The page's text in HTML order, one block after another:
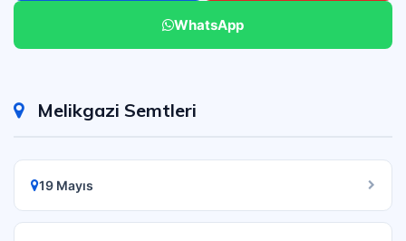
WhatsApp
Melikgazi Semtleri
19 Mayıs